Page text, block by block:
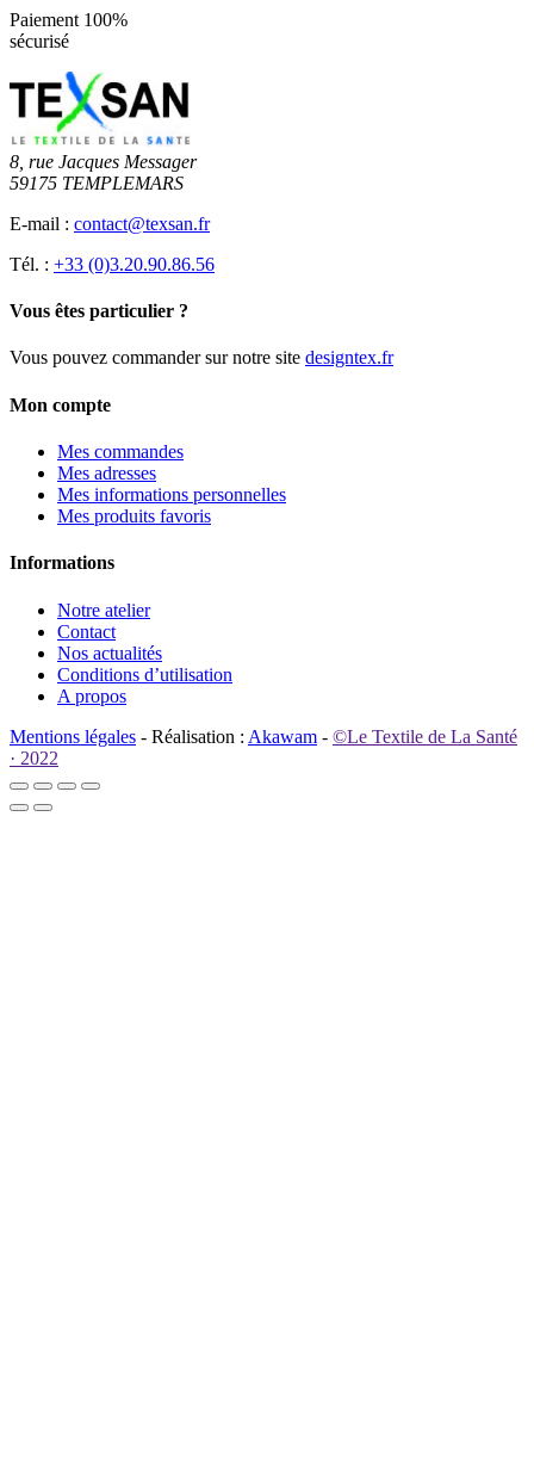
Paiement 100%
sécurisé
8, rue Jacques Messager
59175 TEMPLEMARS
E-mail : contact@texsan.fr
Tél. : +33 (0)3.20.90.86.56
Vous êtes particulier ?
Vous pouvez commander sur notre site designtex.fr
Mon compte
Mes commandes
Mes adresses
Mes informations personnelles
Mes produits favoris
Informations
Notre atelier
Contact
Nos actualités
Conditions d’utilisation
A propos
Mentions légales - Réalisation : Akawam - ©Le Textile de La Santé
· 2022